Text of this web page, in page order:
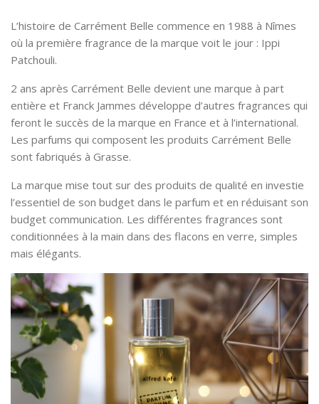
L’histoire de Carrément Belle commence en 1988 à Nîmes
où la première fragrance de la marque voit le jour : Ippi
Patchouli.
2 ans après Carrément Belle devient une marque à part
entière et Franck Jammes développe d’autres fragrances qui
feront le succès de la marque en France et à l’international.
Les parfums qui composent les produits Carrément Belle
sont fabriqués à Grasse.
La marque mise tout sur des produits de qualité en investie
l’essentiel de son budget dans le parfum et en réduisant son
budget communication. Les différentes fragrances sont
conditionnées à la main dans des flacons en verre, simples
mais élégants.